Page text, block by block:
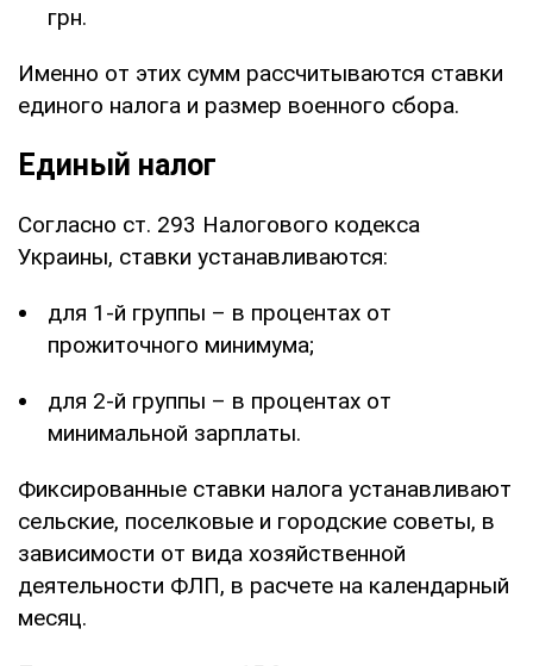
грн.
Именно от этих сумм рассчитываются ставки
единого налога и размер военного сбора.
Единый налог
Согласно ст. 293 Налогового кодекса
Украины, ставки устанавливаются:
для 1-й группы – в процентах от
прожиточного минимума;
для 2-й группы – в процентах от
минимальной зарплаты.
Фиксированные ставки налога устанавливают
сельские, поселковые и городские советы, в
зависимости от вида хозяйственной
деятельности ФЛП, в расчете на календарный
месяц.